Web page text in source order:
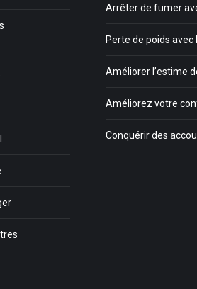
Arrêter de fumer
Perte de poids avec
Améliorer l’estime
Améliorez votre
Conquérir des